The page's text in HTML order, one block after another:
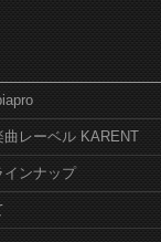
レーベル KARENT
インナップ